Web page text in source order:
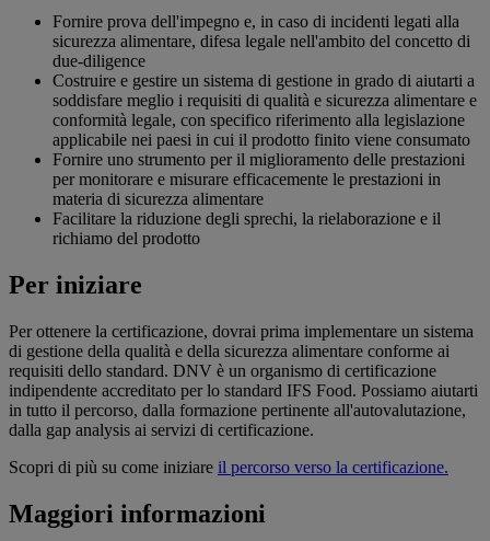
Fornire prova dell'impegno e, in caso di incidenti legati alla
sicurezza alimentare, difesa legale nell'ambito del concetto di
due-diligence
Costruire e gestire un sistema di gestione in grado di aiutarti a
soddisfare meglio i requisiti di qualità e sicurezza alimentare e
conformità legale, con specifico riferimento alla legislazione
applicabile nei paesi in cui il prodotto finito viene consumato
Fornire uno strumento per il miglioramento delle prestazioni
per monitorare e misurare efficacemente le prestazioni in
materia di sicurezza alimentare
Facilitare la riduzione degli sprechi, la rielaborazione e il
richiamo del prodotto
Per iniziare
Per ottenere la certificazione, dovrai prima implementare un sistema
di gestione della qualità e della sicurezza alimentare conforme ai
requisiti dello standard. DNV è un organismo di certificazione
indipendente accreditato per lo standard IFS Food. Possiamo aiutarti
in tutto il percorso, dalla formazione pertinente all'autovalutazione,
dalla gap analysis ai servizi di certificazione.
Scopri di più su come iniziare il percorso verso la certificazione.
Maggiori informazioni